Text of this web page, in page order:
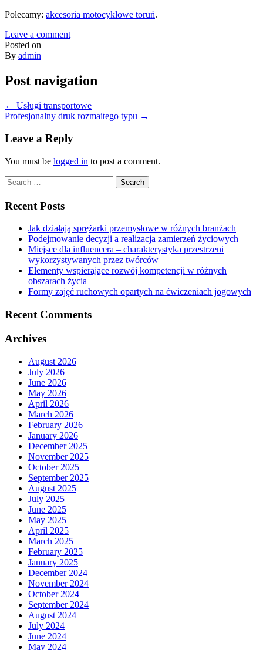
Polecamy: akcesoria motocyklowe toruń.
Leave a comment
Posted on
By admin
Post navigation
← Usługi transportowe
Profesjonalny druk rozmaitego typu →
Leave a Reply
You must be logged in to post a comment.
Search
for:
Recent Posts
Jak działają sprężarki przemysłowe w różnych branżach
Podejmowanie decyzji a realizacja zamierzeń życiowych
Miejsce dla influencera – charakterystyka przestrzeni
wykorzystywanych przez twórców
Elementy wspierające rozwój kompetencji w różnych
obszarach życia
Formy zajęć ruchowych opartych na ćwiczeniach jogowych
Recent Comments
Archives
August 2026
July 2026
June 2026
May 2026
April 2026
March 2026
February 2026
January 2026
December 2025
November 2025
October 2025
September 2025
August 2025
July 2025
June 2025
May 2025
April 2025
March 2025
February 2025
January 2025
December 2024
November 2024
October 2024
September 2024
August 2024
July 2024
June 2024
May 2024